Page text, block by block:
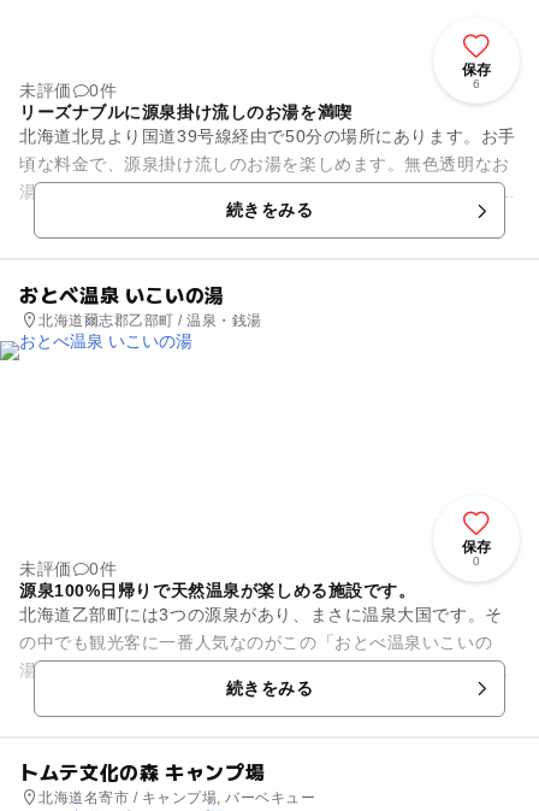
保存
6
未評価
0件
リーズナブルに源泉掛け流しのお湯を満喫
北海道北見より国道39号線経由で50分の場所にあります。お手
頃な料金で、源泉掛け流しのお湯を楽しめます。無色透明なお
湯は肌がつるつるになります。2008年にリニューアルし、館内
続きをみる
おとべ温泉 いこいの湯
北海道爾志郡乙部町 / 温泉・銭湯
保存
0
未評価
0件
源泉100%日帰りで天然温泉が楽しめる施設です。
北海道乙部町には3つの源泉があり、まさに温泉大国です。そ
の中でも観光客に一番人気なのがこの「おとべ温泉いこいの
湯」です。お湯は赤褐色で効能はリウマチや動脈硬化に効果が
あるとされています。温泉はも...
続きをみる
トムテ文化の森 キャンプ場
北海道名寄市 / キャンプ場, バーベキュー